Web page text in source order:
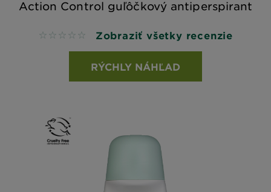
Action Control guľôčkový antiperspirant
No reviews Zobraziť všetky recenzie
RÝCHLY NÁHĽAD